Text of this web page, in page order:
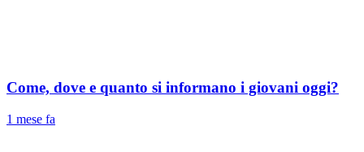
Come, dove e quanto si informano i giovani oggi?
1 mese fa